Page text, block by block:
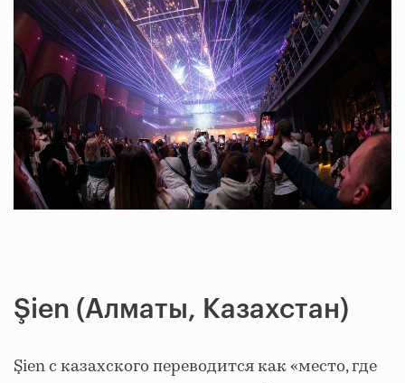
Şien (Алматы, Казахстан)
Şien с казахского переводится как «место, где